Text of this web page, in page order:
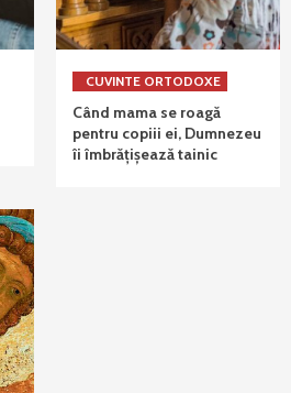
CUVINTE ORTODOXE
Când mama se roagă
pentru copiii ei, Dumnezeu
îi îmbrățișează tainic